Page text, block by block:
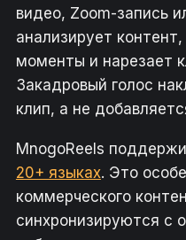
видео, Zoom-запись
анализирует
моменты и нарезает
Закадровый голос
клип, а не
MnogoReels
20+ языках. Это
коммерческого
синхронизируются с